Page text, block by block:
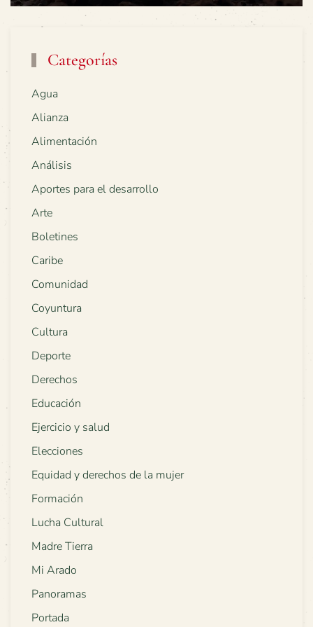
Categorías
Agua
Alianza
Alimentación
Análisis
Aportes para el desarrollo
Arte
Boletines
Caribe
Comunidad
Coyuntura
Cultura
Deporte
Derechos
Educación
Ejercicio y salud
Elecciones
Equidad y derechos de la mujer
Formación
Lucha Cultural
Madre Tierra
Mi Arado
Panoramas
Portada